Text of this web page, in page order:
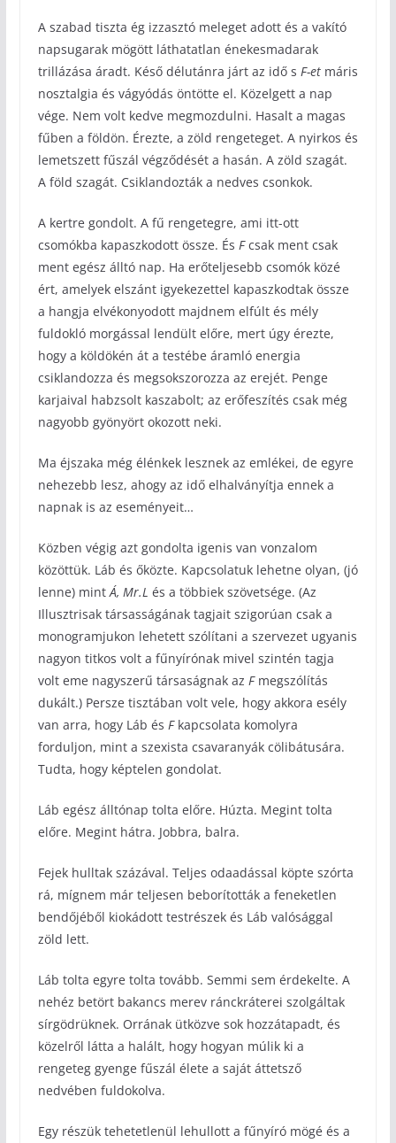
A szabad tiszta ég izzasztó meleget adott és a vakító
napsugarak mögött láthatatlan énekesmadarak
trillázása áradt. Késő délutánra járt az idő s F-et máris
nosztalgia és vágyódás öntötte el. Közelgett a nap
vége. Nem volt kedve megmozdulni. Hasalt a magas
fűben a földön. Érezte, a zöld rengeteget. A nyirkos és
lemetszett fűszál végződését a hasán. A zöld szagát.
A föld szagát. Csiklandozták a nedves csonkok.
A kertre gondolt. A fű rengetegre, ami itt-ott
csomókba kapaszkodott össze. És Fcsak ment csak
ment egész álltó nap. Ha erőteljesebb csomók közé
ért, amelyek elszánt igyekezettel kapaszkodtak össze
a hangja elvékonyodott majdnem elfúlt és mély
fuldokló morgással lendült előre, mert úgy érezte,
hogy a köldökén át a testébe áramló energia
csiklandozza és megsokszorozza az erejét. Penge
karjaival habzsolt kaszabolt; az erőfeszítés csak még
nagyobb gyönyört okozott neki.
Ma éjszaka még élénkek lesznek az emlékei, de egyre
nehezebb lesz, ahogy az idő elhalványítja ennek a
napnak is az eseményeit…
Közben végig azt gondolta igenis van vonzalom
közöttük. Láb és őközte. Kapcsolatuk lehetne olyan, (jó
lenne) mint Á, Mr.L és a többiek szövetsége. (Az
Illusztrisak társasságának tagjait szigorúan csak a
monogramjukon lehetett szólítani a szervezet ugyanis
nagyon titkos volt a fűnyírónak mivel szintén tagja
volt eme nagyszerű társaságnak az Fmegszólítás
dukált.) Persze tisztában volt vele, hogy akkora esély
van arra, hogy Láb és F kapcsolata komolyra
forduljon, mint a szexista csavaranyák cölibátusára.
Tudta, hogy képtelen gondolat.
Láb egész álltónap tolta előre. Húzta. Megint tolta
előre. Megint hátra. Jobbra, balra.
Fejek hulltak százával. Teljes odaadással köpte szórta
rá, mígnem már teljesen beborították a feneketlen
bendőjéből kiokádott testrészek és Láb valósággal
zöld lett.
Láb tolta egyre tolta tovább. Semmi sem érdekelte. A
nehéz betört bakancs merev ránckráterei szolgáltak
sírgödrüknek. Orrának ütközve sok hozzátapadt, és
közelről látta a halált, hogy hogyan múlik ki a
rengeteg gyenge fűszál élete a saját áttetsző
nedvében fuldokolva.
Egy részük tehetetlenül lehullott a fűnyíró mögé és a